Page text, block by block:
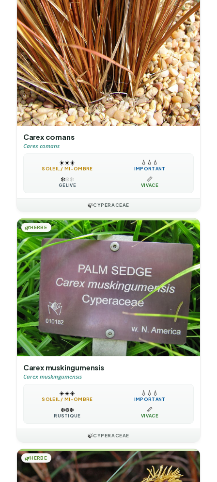
Carex comans
Carex comans
☀️☀️☀️
SOLEIL / MI-OMBRE
💧 💧 💧
IMPORTANT
❄️❄️❄️
GÉLIVE
📏
VIVACE
🍃CYPERACEAE
🌿HERBE
Carex muskingumensis
Carex muskingumensis
☀️☀️☀️
SOLEIL / MI-OMBRE
💧 💧 💧
IMPORTANT
❄️❄️❄️
RUSTIQUE
📏
VIVACE
🍃CYPERACEAE
🌿HERBE